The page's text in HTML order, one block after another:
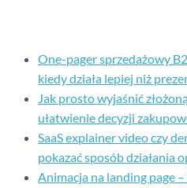
One-pager sprzedażowy
kiedy działa lepiej niż
Jak prosto wyjaśnić
ułatwienie decyzji
SaaS explainer video czy
pokazać sposób działania
Animacja na landing page